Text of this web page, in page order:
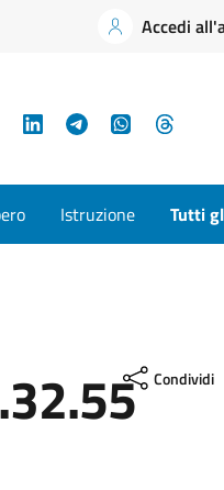
Accedi
InstagramLinkedInTelegramWhatsApp
Istruzione Tutti
Condividi